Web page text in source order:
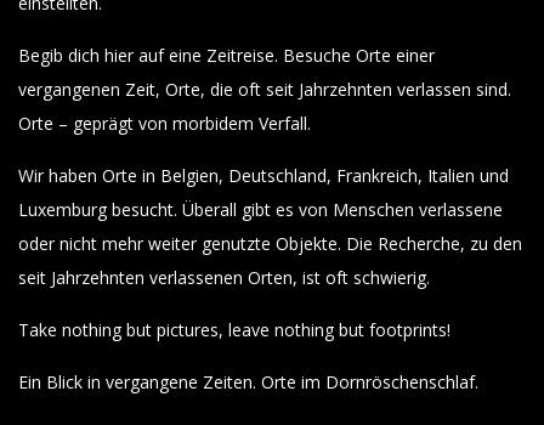
Begib dich hier auf eine Zeitreise. Besuche Orte einer
vergangenen Zeit, Orte, die oft seit Jahrzehnten verlassen sind.
Orte – geprägt von morbidem Verfall.
Wir haben Orte in Belgien, Deutschland, Frankreich, Italien und
Luxemburg besucht. Überall gibt es von Menschen verlassene
oder nicht mehr weiter genutzte Objekte. Die Recherche, zu den
seit Jahrzehnten verlassenen Orten, ist oft schwierig.
Take nothing but pictures, leave nothing but footprints!
Ein Blick in vergangene Zeiten. Orte im Dornröschenschlaf.